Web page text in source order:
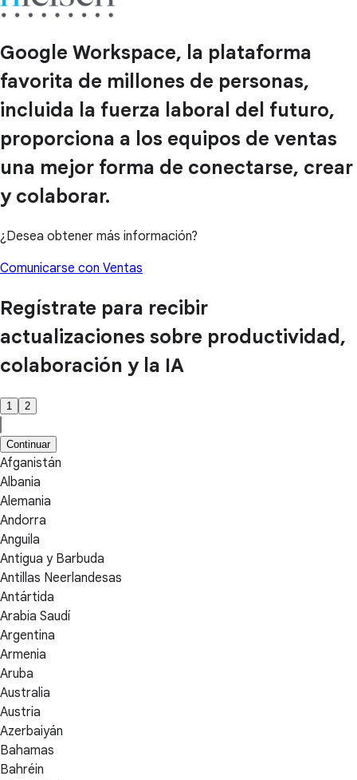
Google Workspace, la plataforma
favorita de millones de personas,
incluida la fuerza laboral del futuro,
proporciona a los equipos de ventas
una mejor forma de conectarse, crear
y colaborar.
¿Desea obtener más información?
Comunicarse con Ventas
Regístrate para recibir
actualizaciones sobre productividad,
colaboración y la IA
1 2
Continuar
Afganistán
Albania
Alemania
Andorra
Anguila
Antigua y Barbuda
Antillas Neerlandesas
Antártida
Arabia Saudí
Argentina
Armenia
Aruba
Australia
Austria
Azerbaiyán
Bahamas
Bahréin